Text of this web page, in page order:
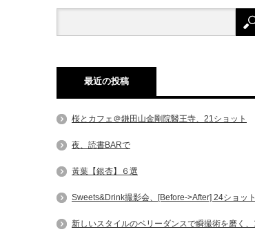
最近の投稿
桜とカフェ＠鎌田山金剛院醫王寺、21ショット
夜、読書BARで
黃葉【銀杏】６選
Sweets&Drink撮影会、[Before->After] 24ショット
新しいスタイルのベリーダンスで瞬撮術を磨く、